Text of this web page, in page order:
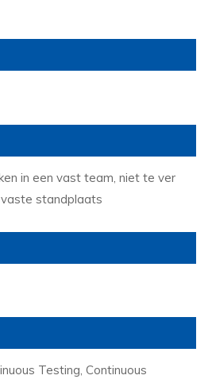
in een vast team, niet te ver
standplaats
Testing, Continuous